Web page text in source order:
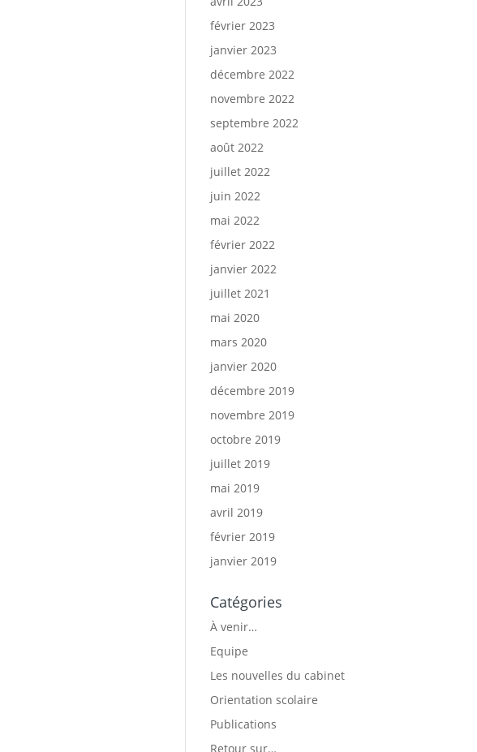
février 2023
janvier 2023
décembre 2022
novembre 2022
septembre 2022
août 2022
juillet 2022
juin 2022
mai 2022
février 2022
janvier 2022
juillet 2021
mai 2020
mars 2020
janvier 2020
décembre 2019
novembre 2019
octobre 2019
juillet 2019
mai 2019
avril 2019
février 2019
janvier 2019
Catégories
À venir…
Equipe
Les nouvelles du cabinet
Orientation scolaire
Publications
Retour sur…